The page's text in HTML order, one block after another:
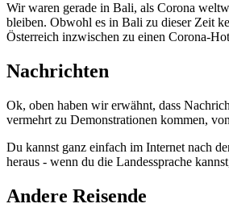
Wir waren gerade in Bali, als Corona
bleiben. Obwohl es in Bali zu dieser Zeit
Österreich inzwischen zu einen Corona-
Nachrichten
Ok, oben haben wir erwähnt, dass
vermehrt zu Demonstrationen kommen,
Du kannst ganz einfach im Internet nach
heraus - wenn du die Landessprache
Andere Reisende